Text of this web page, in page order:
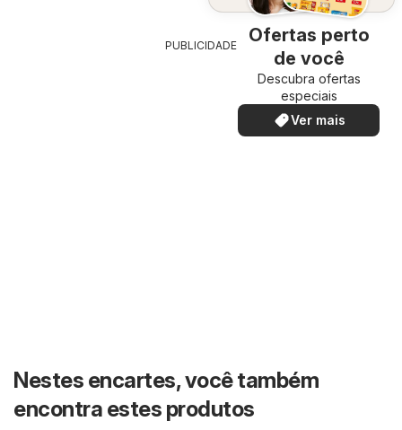
Ofertas perto
de você
Descubra ofertas
especiais
Ver mais
PUBLICIDADE
Nestes encartes, você também
encontra estes produtos